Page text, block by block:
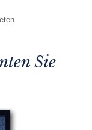
Sie